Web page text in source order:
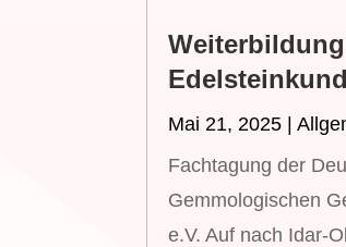
Weiterbildung
Mai 21, 2025 |
Fachtagung der
Gemmologischen
e.V. Auf nach Idar-